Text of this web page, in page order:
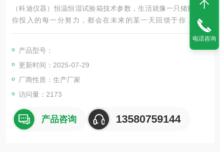
（科迪仪器）恒温恒湿试验箱技术参数，生活就像一只储蓄罐，
你投入的每一分努力，都会在未来的某一天回馈于你，加油
吧！！正在努力生活的我们。
产品型号：
更新时间：2025-07-29
厂商性质：生产厂家
访问量：2173
产品咨询 13580759144
电话咨询